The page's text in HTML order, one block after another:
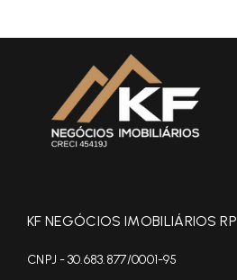
KF NEGÓCIOS IMOBILIÁRIOS RP
CNPJ - 30.683.877/0001-95